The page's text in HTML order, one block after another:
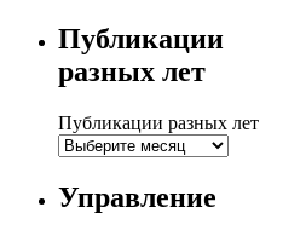
Публикации
разных лет
Публикации разных лет
Управление